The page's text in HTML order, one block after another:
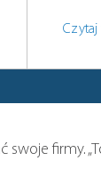
swoje firmy.
Czytaj